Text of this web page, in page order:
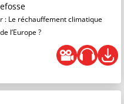
: Le réchauffement climatique
l’Europe ?